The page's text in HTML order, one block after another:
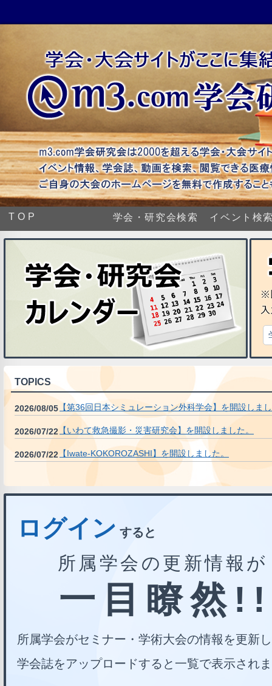
TOP イベント検
学会・研究会検索
TOPICS
2026/08/05 【第36回日本シミュレーション外科学会】を開設しま
2026/07/22 【いわて救急撮影・災害研究会】を開設しました。
2026/07/22 【Iwate-KOKOROZASHI】を開設しました。
ログイン すると
所属学会の更新情報が
一目瞭然!!
所属学会がセミナー・学術大会の情報を更新
学会誌をアップロードすると一覧で表示され